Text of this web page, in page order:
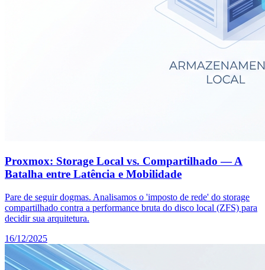
Proxmox: Storage Local vs. Compartilhado — A
Batalha entre Latência e Mobilidade
Pare de seguir dogmas. Analisamos o 'imposto de rede' do storage
compartilhado contra a performance bruta do disco local (ZFS) para
decidir sua arquitetura.
16/12/2025